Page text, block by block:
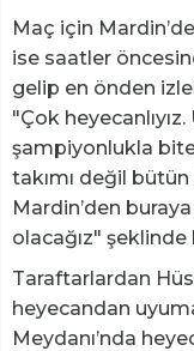
Maç için
ise saatler
gelip en önden
"Çok
şampiyonlukla
takımı değil bütün
Mardin’den
olacağız"
Taraftarlardan
heyecandan
Meydanı’nda